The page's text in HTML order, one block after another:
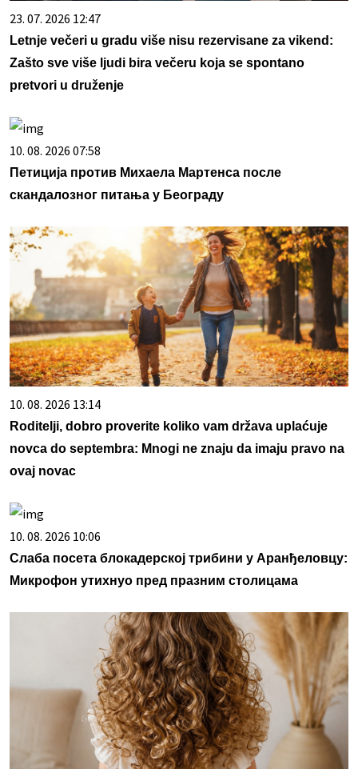
23. 07. 2026 12:47
Letnje večeri u gradu više nisu rezervisane za vikend:
Zašto sve više ljudi bira večeru koja se spontano
pretvori u druženje
10. 08. 2026 07:58
Петиција против Михаела Мартенса после
скандалозног питања у Београду
10. 08. 2026 13:14
Roditelji, dobro proverite koliko vam država uplaćuje
novca do septembra: Mnogi ne znaju da imaju pravo na
ovaj novac
10. 08. 2026 10:06
Слаба посета блокадерској трибини у Аранђеловцу:
Микрофон утихнуо пред празним столицама